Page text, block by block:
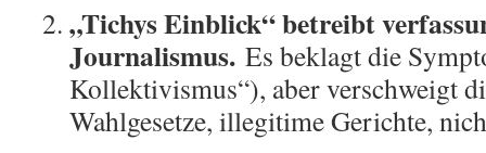
„Tichys Einblick“ betreibt
Journalismus. Es beklagt die
Kollektivismus“), aber verschweigt
Wahlgesetze, illegitime Gerichte,